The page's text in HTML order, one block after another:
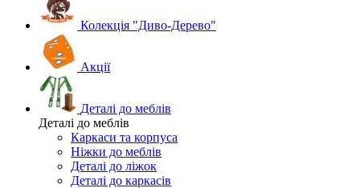
Колекція "Диво-Дерево"
Акції
Деталі до меблів
Деталі до меблів
Каркаси та корпуса
Ніжки до меблів
Деталі до ліжок
Деталі до каркасів